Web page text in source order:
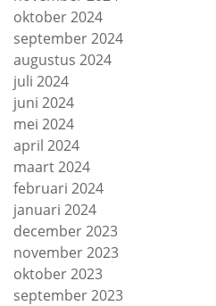
oktober 2024
september 2024
augustus 2024
juli 2024
juni 2024
mei 2024
april 2024
maart 2024
februari 2024
januari 2024
december 2023
november 2023
oktober 2023
september 2023